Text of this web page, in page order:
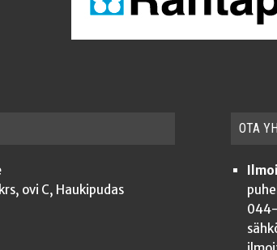
ovi C, Haukipudas
OTA